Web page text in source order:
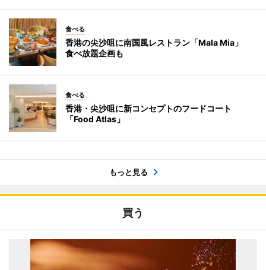
食べる
香港の尖沙咀に南国風レストラン「Mala Mia」
食べ放題企画も
食べる
香港・尖沙咀に新コンセプトのフードコート
「Food Atlas」
もっと見る
買う